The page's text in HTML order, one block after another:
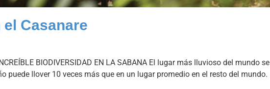
Casanare
BIODIVERSIDAD EN LA SABANA El lugar más lluvioso del mundo se
puede llover 10 veces más que en un lugar promedio en el resto del mundo.